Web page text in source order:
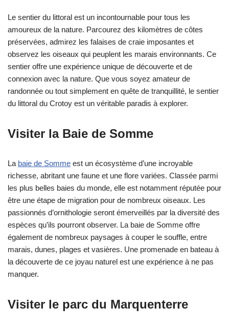
Le sentier du littoral est un incontournable pour tous les
amoureux de la nature. Parcourez des kilomètres de côtes
préservées, admirez les falaises de craie imposantes et
observez les oiseaux qui peuplent les marais environnants. Ce
sentier offre une expérience unique de découverte et de
connexion avec la nature. Que vous soyez amateur de
randonnée ou tout simplement en quête de tranquillité, le sentier
du littoral du Crotoy est un véritable paradis à explorer.
Visiter la Baie de Somme
La baie de Somme est un écosystème d’une incroyable
richesse, abritant une faune et une flore variées. Classée parmi
les plus belles baies du monde, elle est notamment réputée pour
être une étape de migration pour de nombreux oiseaux. Les
passionnés d’ornithologie seront émerveillés par la diversité des
espèces qu’ils pourront observer. La baie de Somme offre
également de nombreux paysages à couper le souffle, entre
marais, dunes, plages et vasières. Une promenade en bateau à
la découverte de ce joyau naturel est une expérience à ne pas
manquer.
Visiter le parc du Marquenterre